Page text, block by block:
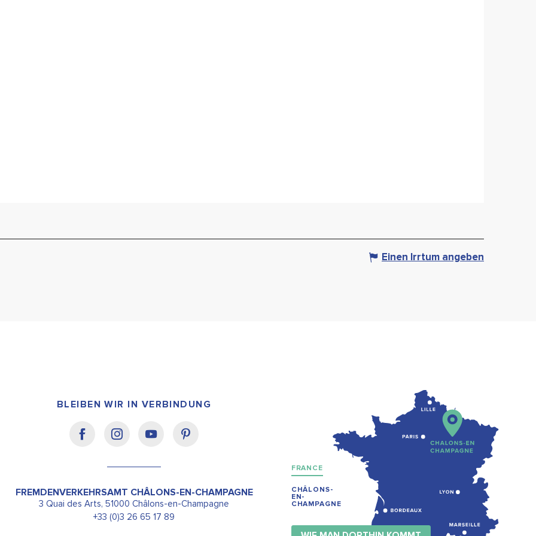
Einen Irrtum angeben
BLEIBEN WIR IN VERBINDUNG
FREMDENVERKEHRSAMT CHÂLONS-EN-CHAMPAGNE
3 Quai des Arts, 51000 Châlons-en-Champagne
+33 (0)3 26 65 17 89
FRANCE
CHÂLONS-
EN-
CHAMPAGNE